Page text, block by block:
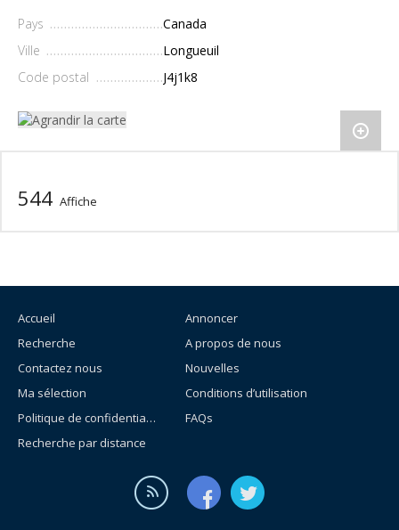
Pays
Canada
Ville
Longueuil
Code postal
J4j1k8
544 Affiche
Accueil
Annoncer
Recherche
A propos de nous
Contactez nous
Nouvelles
Ma sélection
Conditions d’utilisation
Politique de confidentialité
FAQs
Recherche par distance